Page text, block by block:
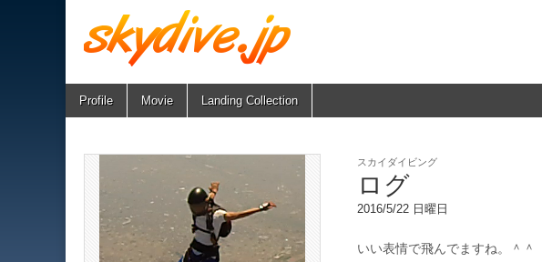
skydive.jp
Main
menu
Skip
Profile Movie Landing Collection
スカイダイビング
ログ
2016/5/22 日曜日
いい表情で飛んでますね。＾＾